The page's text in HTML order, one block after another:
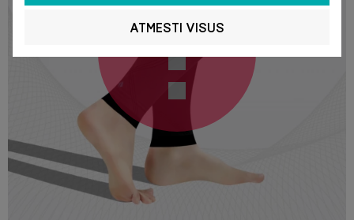
ATMESTI VISUS